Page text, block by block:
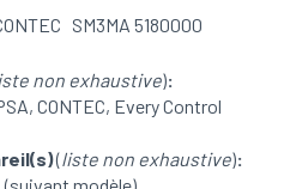
SM3MA 5180000
non exhaustive):
CONTEC, Every Control
(liste non exhaustive):